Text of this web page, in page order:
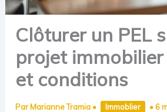
Clôturer un PEL
projet
et conditions
Par Marianne Tramia • Immoblier • 6